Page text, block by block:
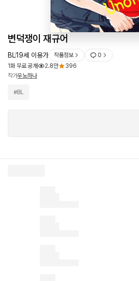
변덕쟁이 재규어
BL19세 이용가 작품정보
0
1화 무료 공개
2.8만
396
작가우노하나
#BL